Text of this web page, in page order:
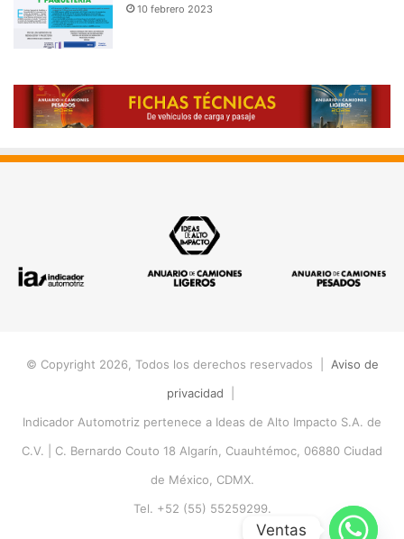
10 febrero 2023
© Copyright 2026, Todos los derechos reservados | Aviso de
privacidad
Indicador Automotriz pertenece a Ideas de Alto Impacto S.A. de
C.V. | C. Bernardo Couto 18 Algarín, Cuauhtémoc, 06880 Ciudad
de México, CDMX.
Tel. +52 (55) 55259299.
Ventas